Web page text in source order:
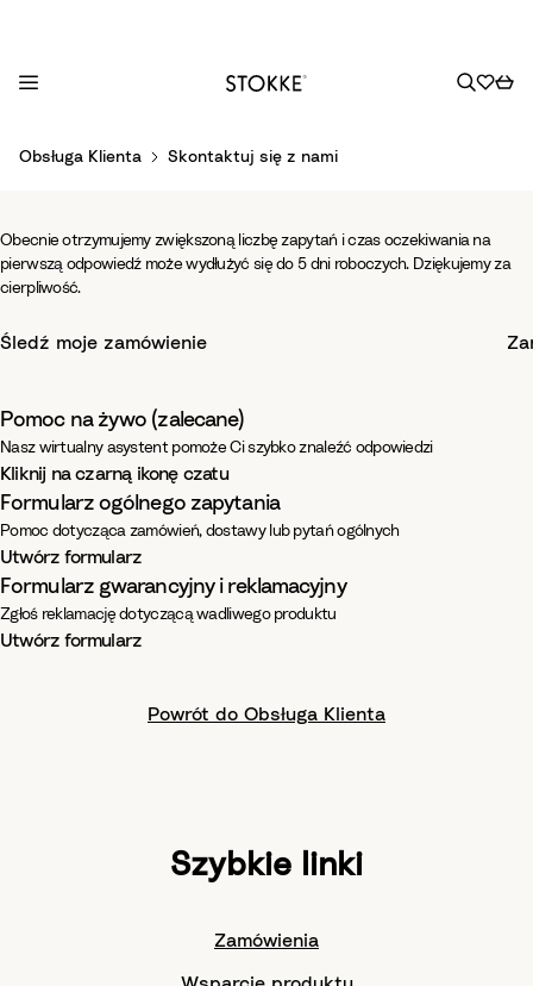
t
o
e
n
t
Obsługa Klienta Skontaktuj się z nami
Obecnie otrzymujemy zwiększoną liczbę zapytań i czas oczekiwania na
pierwszą odpowiedź może wydłużyć się do 5 dni roboczych. Dziękujemy za
cierpliwość.
Śledź moje zamówienie
Pomoc na żywo (zalecane)
Nasz wirtualny asystent pomoże Ci szybko znaleźć odpowiedzi
Kliknij na czarną ikonę czatu
Formularz ogólnego zapytania
Pomoc dotycząca zamówień, dostawy lub pytań ogólnych
Utwórz formularz
Formularz gwarancyjny i reklamacyjny
Zgłoś reklamację dotyczącą wadliwego produktu
Utwórz formularz
Powrót do Obsługa Klienta
Szybkie linki
Zamówienia